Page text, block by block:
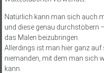
Natürlich kann man sich auch
und diese genau durchstöbern
das Malen beizubringen.
Allerdings ist man hier ganz
niemanden, mit dem man sich
kann.